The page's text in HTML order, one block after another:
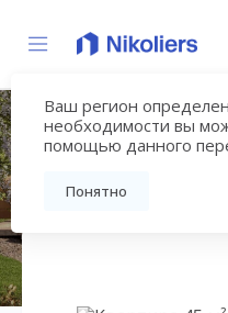
Ваш регион
необходимости вы
помощью данного
Понятно
ЖК
Вернуться на